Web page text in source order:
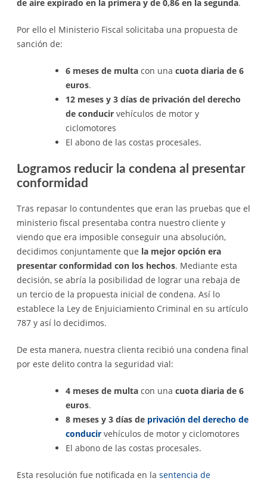
de aire expirado en la primera y de 0,86 en la segunda.
Por ello el Ministerio Fiscal solicitaba una propuesta de
sanción de:
6 meses de multa con una cuota diaria de 6
euros.
12 meses y 3 días de privación del derecho
de conducir vehículos de motor y
ciclomotores
El abono de las costas procesales.
Logramos reducir la condena al presentar
conformidad
Tras repasar lo contundentes que eran las pruebas que el
ministerio fiscal presentaba contra nuestro cliente y
viendo que era imposible conseguir una absolución,
decidimos conjuntamente que la mejor opción era
presentar conformidad con los hechos. Mediante esta
decisión, se abría la posibilidad de lograr una rebaja de
un tercio de la propuesta inicial de condena. Así lo
establece la Ley de Enjuiciamiento Criminal en su artículo
787 y así lo decidimos.
De esta manera, nuestra clienta recibió una condena final
por este delito contra la seguridad vial:
4 meses de multa con una cuota diaria de 6
euros.
8 meses y 3 días de privación del derecho de
conducir vehículos de motor y ciclomotores
El abono de las costas procesales.
Esta resolución fue notificada en la sentencia de